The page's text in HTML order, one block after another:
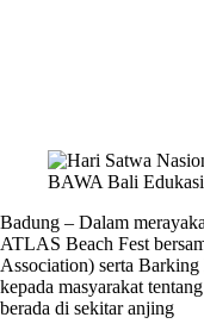
Badung – Dalam
ATLAS Beach Fest
Association) serta
kepada masyarakat
berada di sekitaranjing